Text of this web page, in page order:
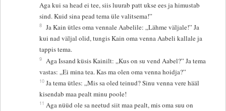
Aga kui sa head ei tee, siis luurab patt ukse ees ja himustab
sind. Kuid sina pead tema üle valitsema!”
8 Ja Kain ütles oma vennale Aabelile: „Lähme väljale!” Ja
kui nad väljal olid, tungis Kain oma venna Aabeli kallale ja
tappis tema.
9 Aga Issand küsis Kainilt: „Kus on su vend Aabel?” Ja tema
vastas: „Ei mina tea. Kas ma olen oma venna hoidja?”
10 Ja tema ütles: „Mis sa oled teinud? Sinu venna vere hääl
kisendab maa pealt minu poole!
11 Aga nüüd ole sa neetud siit maa pealt, mis oma suu on